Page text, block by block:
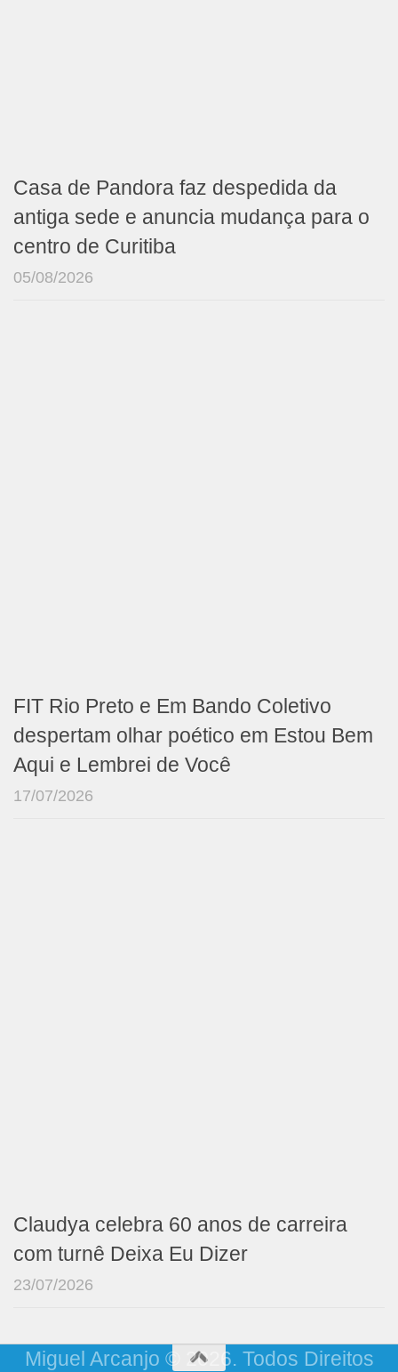
Casa de Pandora faz despedida da
antiga sede e anuncia mudança para o
centro de Curitiba
05/08/2026
FIT Rio Preto e Em Bando Coletivo
despertam olhar poético em Estou Bem
Aqui e Lembrei de Você
17/07/2026
Claudya celebra 60 anos de carreira
com turnê Deixa Eu Dizer
23/07/2026
Miguel Arcanjo © 2026. Todos Direitos